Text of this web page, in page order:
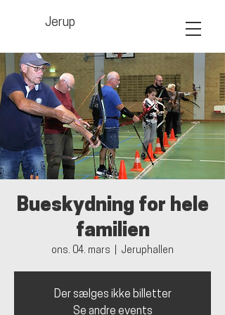
Jerup
Bueskydning for hele
familien
ons. 04. mars Jeruphallen
Der sælges ikke billetter
Se andre events